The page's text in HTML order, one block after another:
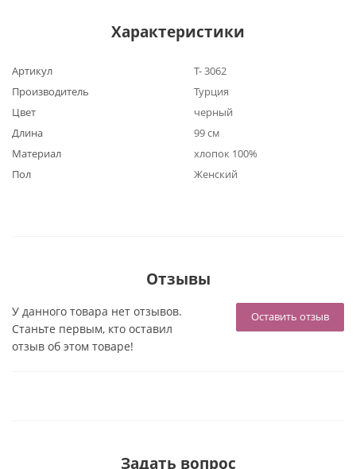
Характеристики
Артикул
Т- 3062
Производитель
Турция
Цвет
черный
Длина
99 см
Материал
хлопок 100%
Пол
Женский
Отзывы
Оставить отзыв
У данного товара нет отзывов.
Станьте первым, кто оставил
отзыв об этом товаре!
Задать вопрос